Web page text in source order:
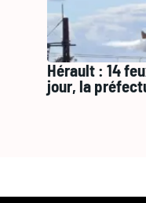
Hérault : 14
jour, la